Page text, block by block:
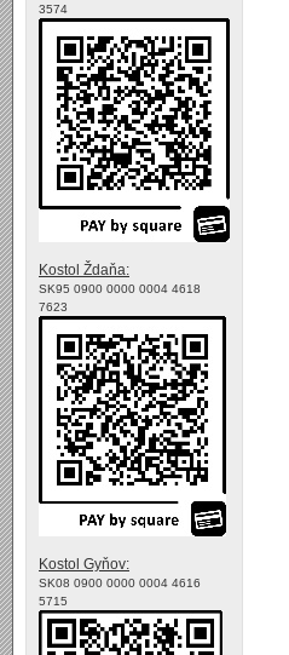
3574
Kostol Ždaňa:
SK95 0900 0000 0004 4618
7623
Kostol Gyňov:
SK08 0900 0000 0004 4616
5715